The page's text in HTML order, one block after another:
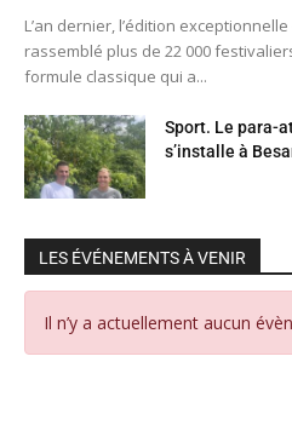
L’an dernier, l’édition
rassemblé plus de 22 000
formule classique qui a...
Sport. Le para-
s’installe à
LES ÉVÉNEMENTS À VENIR
Il n’y a actuellement aucun